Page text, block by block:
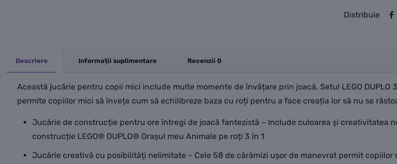
Distribuie
Descriere Informații suplimentare Recenzii 0
Această jucărie pentru copii mici include multe momente de învățare prin joacă. Setul LEGO
permite copiilor mici să învețe cum să echilibreze baza cu roți pentru a face creația lor să nu se
Jucărie de construcție pentru ore întregi de joacă fantezistă – Include culoarea și creativitatea
construcție LEGO® DUPLO® Orașul meu Animale pe roți 3 în 1
Jucărie creativă cu posibilități nelimitate – Cele 58 de cărămizi ușor de manevrat permit